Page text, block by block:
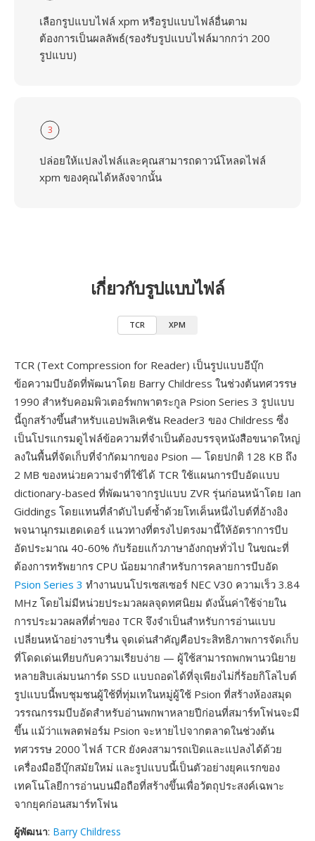
เลือกรูปแบบไฟล์ xpm หรือรูปแบบไฟล์อื่นตาม
ต้องการเป็นผลลัพธ์(รองรับรูปแบบไฟล์มากกว่า 200
รูปแบบ)
3
ปล่อยให้แปลงไฟล์และคุณสามารถดาวน์โหลดไฟล์
xpm ของคุณได้หลังจากนั้น
เกี่ยวกับรูปแบบไฟล์
TCR XPM
TCR (Text Compression for Reader) เป็นรูปแบบอีบุ๊ก
ข้อความบีบอัดที่พัฒนาโดย Barry Childress ในช่วงต้นทศวรรษ
1990 สำหรับคอมพิวเตอร์พกพาตระกูล Psion Series 3 รูปแบบ
นี้ถูกสร้างขึ้นสำหรับแอปพลิเคชัน Reader3 ของ Childress ซึ่ง
เป็นโปรแกรมดูไฟล์ข้อความที่จำเป็นต้องบรรจุหนังสือขนาดใหญ่
ลงในพื้นที่จัดเก็บที่จำกัดมากของ Psion — โดยปกติ 128 KB ถึง
2 MB ของหน่วยความจำที่ใช้ได้ TCR ใช้แผนการบีบอัดแบบ
dictionary-based ที่พัฒนาจากรูปแบบ ZVR รุ่นก่อนหน้าโดย Ian
Giddings โดยแทนที่ลำดับไบต์ซ้ำด้วยโทเค็นหนึ่งไบต์ที่อ้างอิง
พจนานุกรมเฮดเดอร์ แนวทางที่ตรงไปตรงมานี้ให้อัตราการบีบ
อัดประมาณ 40-60% กับร้อยแก้วภาษาอังกฤษทั่วไป ในขณะที่
ต้องการทรัพยากร CPU น้อยมากสำหรับการคลายการบีบอัด
Psion Series 3 ทำงานบนโปรเซสเซอร์ NEC V30 ความเร็ว 3.84
MHz โดยไม่มีหน่วยประมวลผลจุดทศนิยม ดังนั้นค่าใช้จ่ายใน
การประมวลผลที่ต่ำของ TCR จึงจำเป็นสำหรับการอ่านแบบ
เปลี่ยนหน้าอย่างราบรื่น จุดเด่นสำคัญคือประสิทธิภาพการจัดเก็บ
ที่โดดเด่นเทียบกับความเรียบง่าย — ผู้ใช้สามารถพกพานวนิยาย
หลายสิบเล่มบนการ์ด SSD แบบถอดได้ที่จุเพียงไม่กี่ร้อยกิโลไบต์
รูปแบบนี้พบชุมชนผู้ใช้ที่ทุ่มเทในหมู่ผู้ใช้ Psion ที่สร้างห้องสมุด
วรรณกรรมบีบอัดสำหรับอ่านพกพาหลายปีก่อนที่สมาร์ทโฟนจะมี
ขึ้น แม้ว่าแพลตฟอร์ม Psion จะหายไปจากตลาดในช่วงต้น
ทศวรรษ 2000 ไฟล์ TCR ยังคงสามารถเปิดและแปลงได้ด้วย
เครื่องมืออีบุ๊กสมัยใหม่ และรูปแบบนี้เป็นตัวอย่างยุคแรกของ
เทคโนโลยีการอ่านบนมือถือที่สร้างขึ้นเพื่อวัตถุประสงค์เฉพาะ
จากยุคก่อนสมาร์ทโฟน
ผู้พัฒนา: Barry Childress